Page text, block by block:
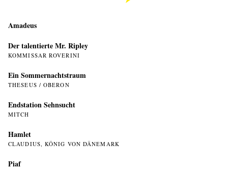
Amadeus
Der talentierte Mr. Ripley
KOMMISSAR ROVERINI
Ein Sommer­nachtstraum
THESEUS / OBERON
Endstation Sehnsucht
MITCH
Hamlet
CLAUDIUS, KÖNIG VON DÄNEMARK
Piaf